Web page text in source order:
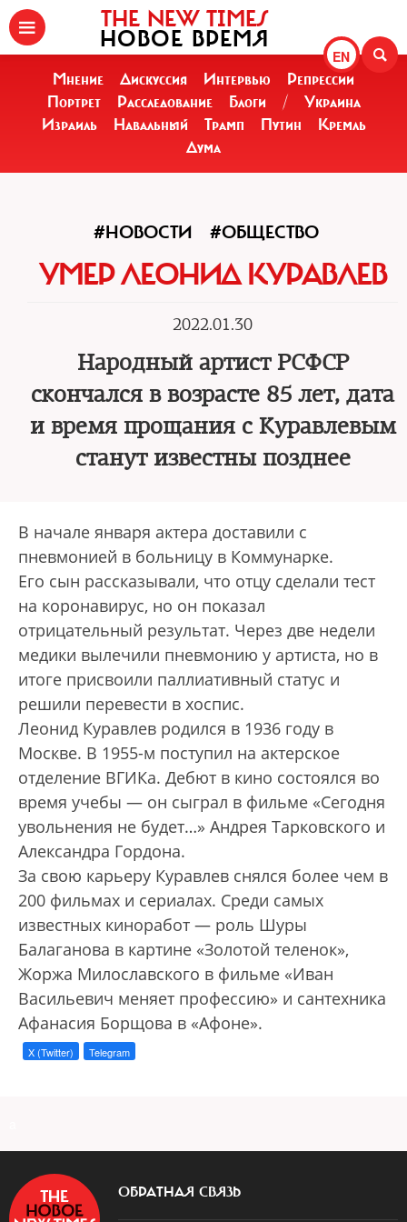
EN
THE NEW TIMES
НОВОЕ ВРЕМЯ
Мнение Дискуссия Интервью
Репрессии
Портрет
Расследование Блоги /
Украина
Израиль
Навальный Трамп Путин
Кремль
Дума
#НОВОСТИ #ОБЩЕСТВО
УМЕР ЛЕОНИД КУРАВЛЕВ
2022.01.30
Народный артист РСФСР
скончался в возрасте 85 лет, дата
и время прощания с Куравлевым
станут известны позднее
В начале января актера доставили с
пневмонией в больницу в Коммунарке.
Его сын рассказывали, что отцу сделали тест
на коронавирус, но он показал
отрицательный результат. Через две недели
медики вылечили пневмонию у артиста, но в
итоге присвоили паллиативный статус и
решили перевести в хоспис.
Леонид Куравлев родился в 1936 году в
Москве. В 1955-м поступил на актерское
отделение ВГИКа. Дебют в кино состоялся во
время учебы — он сыграл в фильме «Сегодня
увольнения не будет…» Андрея Тарковского и
Александра Гордона.
За свою карьеру Куравлев снялся более чем в
200 фильмах и сериалах. Среди самых
известных киноработ — роль Шуры
Балаганова в картине «Золотой теленок»,
Жоржа Милославского в фильме «Иван
Васильевич меняет профессию» и сантехника
Афанасия Борщова в «Афоне».
X (Twitter) Telegram
ОБРАТНАЯ СВЯЗЬ